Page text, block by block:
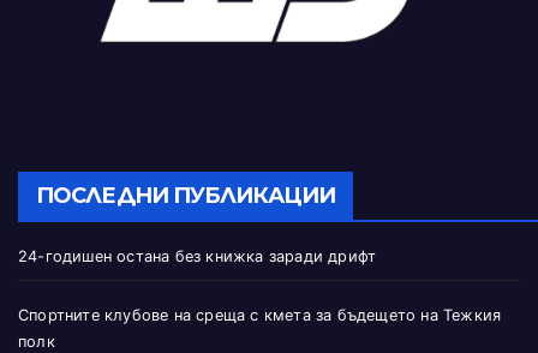
ПОСЛЕДНИ ПУБЛИКАЦИИ
24-годишен остана без книжка заради дрифт
Спортните клубове на среща с кмета за бъдещето на Тежкия
полк